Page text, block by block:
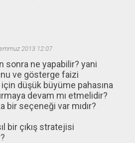
2013 12:07
sonra ne yapabilir? yani
ve gösterge faizi
düşük büyüme pahasına
devam mı etmelidir?
bir seçeneği var mıdır?
bir çıkış stratejisi